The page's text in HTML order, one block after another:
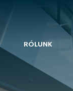
RÓLUNK